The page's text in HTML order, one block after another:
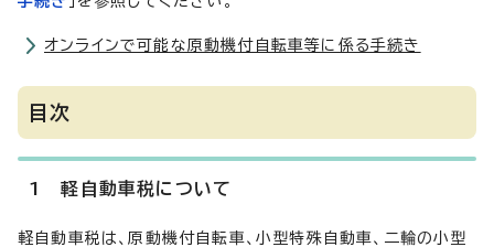
オンラインで可能な原動機付自転車等に係る手続き
目次
1 軽自動車税について
軽自動車税は、原動機付自転車、小型特殊自動車、二輪の小型